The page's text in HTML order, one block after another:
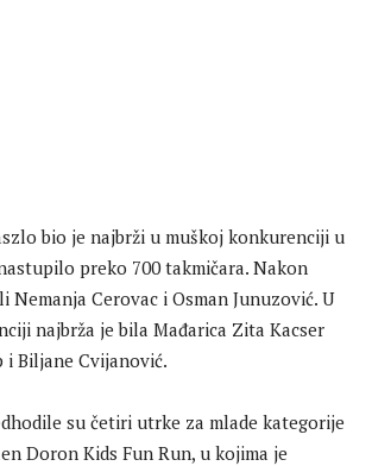
bio je najbrži u muškoj konkurenciji u
preko 700 takmičara. Nakon
Nemanja Cerovac i Osman Junuzović. U
najbrža je bila Mađarica Zita Kacser
i Biljane Cvijanović.
su četiri utrke za mlade kategorije
Doron Kids Fun Run, u kojima je